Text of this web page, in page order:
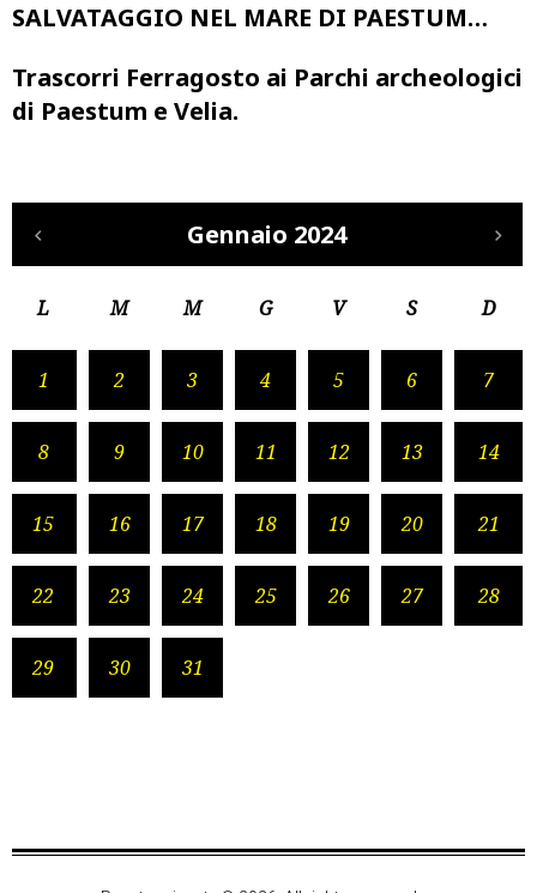
SALVATAGGIO NEL MARE DI PAESTUM…
Trascorri Ferragosto ai Parchi archeologici
di Paestum e Velia.
Gennaio 2024
L M M G V S D
1 2 3 4 5 6 7
8 9 10 11 12 13 14
15 16 17 18 19 20 21
22 23 24 25 26 27 28
29 30 31